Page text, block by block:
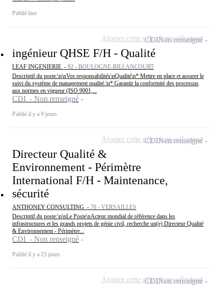
Publié hier
ingénieur QHSE F/H - Qualité
LEAF INGENIERIE - 92 - BOULOGNE-BILLANCOURT
Descriptif du poste:\n\nVos responsabilités\nQualité\n* Mettre en place et assurer le
suivi du système de management qualité.\n* Garantir la conformité des processus
aux normes en vigueur (ISO 9001,...
CDI - Non renseigné
Publié il y a 9 jours
CDINon renseigné
Ajouter cette offre à ma sélection
Directeur Qualité &
Environnement - Périmètre
International F/H - Maintenance,
sécurité
ANTHONEY CONSULTING - 78 - VERSAILLES
Descriptif du poste:\n\nLe Poste\nActeur mondial de référence dans les
infrastructures et les grands projets de génie civil, recherche un(e) Directeur Qualité
& Environnement - Périmètre...
CDI - Non renseigné
Publié il y a 23 jours
CDINon renseigné
Ajouter cette offre à ma sélection
CDINon renseigné
Ajouter cette offre à ma sélection